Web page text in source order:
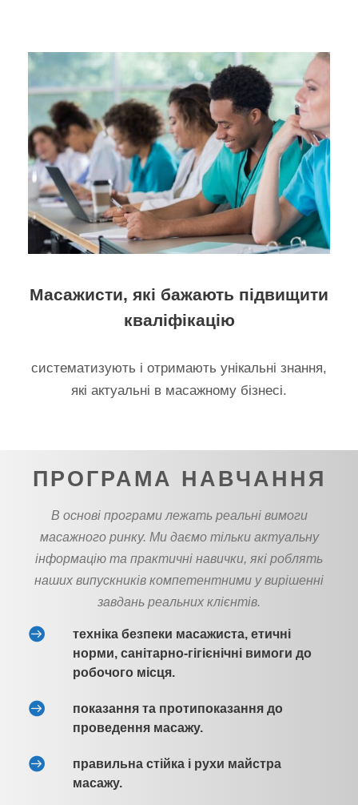
Масажисти, які бажають підвищити
кваліфікацію
систематизують і отримають унікальні знання,
які актуальні в масажному бізнесі.
ПРОГРАМА НАВЧАННЯ
В основі програми лежать реальні вимоги
масажного ринку. Ми даємо тільки актуальну
інформацію та практичні навички, які роблять
наших випускників компетентними у вирішенні
завдань реальних клієнтів.
техніка безпеки масажиста, етичні
норми, санітарно-гігієнічні вимоги до
робочого місця.
показання та протипоказання до
проведення масажу.
правильна стійка і рухи майстра
масажу.